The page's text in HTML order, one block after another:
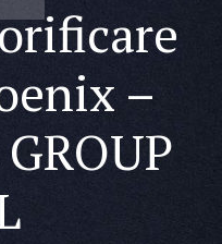
–